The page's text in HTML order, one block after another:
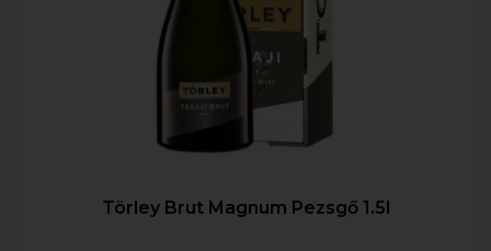
Törley Brut Magnum Pezsgő 1.5l